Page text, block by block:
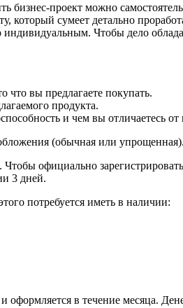
бизнес-проект можно
сумеет детально
индивидуальным. Чтобы дело
что вы предлагаете покупать.
продукта.
и чем вы отличаетесь от
(обычная или упрощенная).
Чтобы официально
3 дней.
потребуется иметь в наличии:
оформляется в течение месяца.